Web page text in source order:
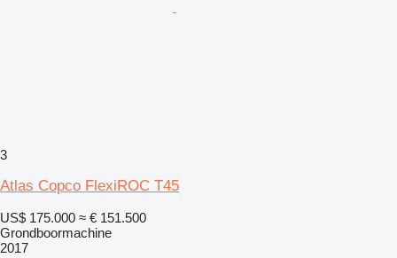
3
Atlas Copco FlexiROC T45
US$ 175.000 ≈ € 151.500
Grondboormachine
2017